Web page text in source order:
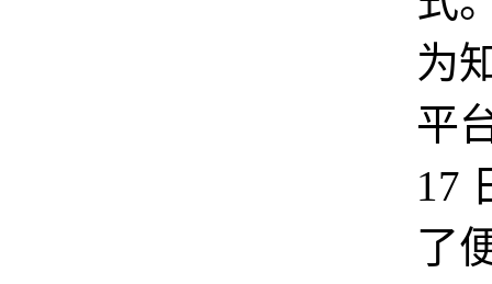
为
平
17
了